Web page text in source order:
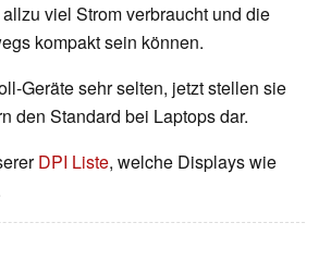
viel Strom verbraucht und die
kompakt sein können.
Geräte sehr selten, jetzt stellen sie
den Standard bei Laptops dar.
DPI Liste, welche Displays wie